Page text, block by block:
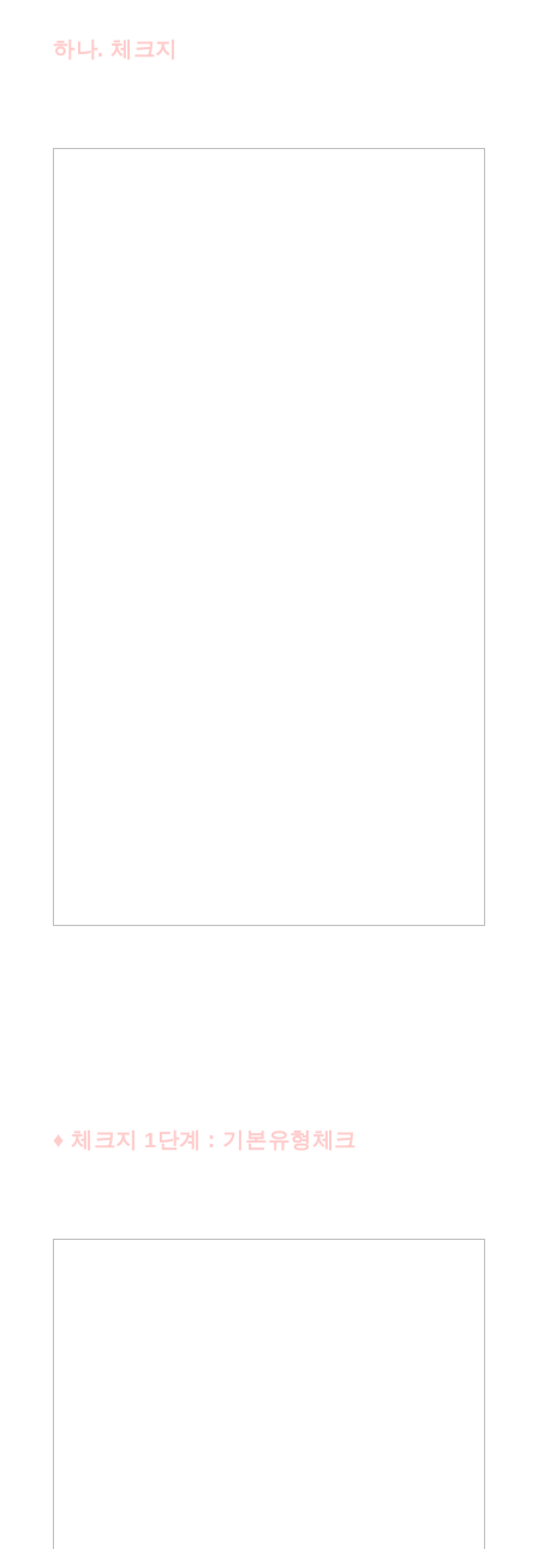
하나. 체크지
♦ 체크지 1단계 : 기본유형체크